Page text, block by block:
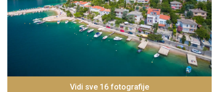
Vidi sve 16 fotografije